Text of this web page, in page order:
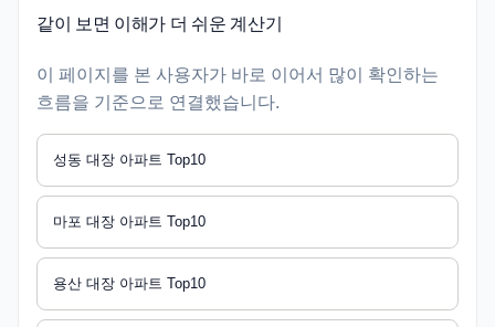
같이 보면 이해가 더 쉬운 계산기
이 페이지를 본 사용자가 바로 이어서 많이 확인하는
흐름을 기준으로 연결했습니다.
성동 대장 아파트 Top10
마포 대장 아파트 Top10
용산 대장 아파트 Top10